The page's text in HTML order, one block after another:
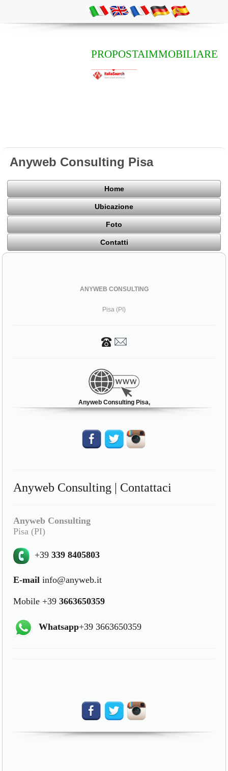
PROPOSTAIMMOBILIARE
Anyweb Consulting Pisa
Home
Ubicazione
Foto
Contatti
ANYWEB CONSULTING
Pisa (PI)
Anyweb Consulting Pisa,
Anyweb Consulting | Contattaci
Anyweb Consulting
Pisa (PI)
+39339 8405803
E-mail info@anyweb.it
Mobile +393663650359
Whatsapp+39 3663650359